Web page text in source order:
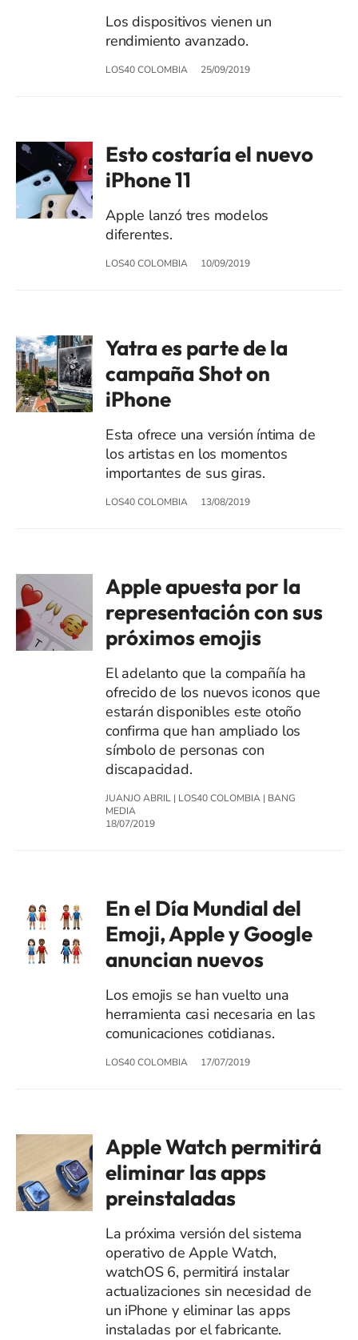
Los dispositivos vienen un
rendimiento avanzado.
LOS40 COLOMBIA 25/09/2019
Esto costaría el nuevo
iPhone 11
Apple lanzó tres modelos
diferentes.
LOS40 COLOMBIA 10/09/2019
Yatra es parte de la
campaña Shot on
iPhone
Esta ofrece una versión íntima de
los artistas en los momentos
importantes de sus giras.
LOS40 COLOMBIA 13/08/2019
Apple apuesta por la
representación con sus
próximos emojis
El adelanto que la compañía ha
ofrecido de los nuevos iconos que
estarán disponibles este otoño
confirma que han ampliado los
símbolo de personas con
discapacidad.
JUANJO ABRIL | LOS40 COLOMBIA | BANG
MEDIA
18/07/2019
En el Día Mundial del
Emoji, Apple y Google
anuncian nuevos
Los emojis se han vuelto una
herramienta casi necesaria en las
comunicaciones cotidianas.
LOS40 COLOMBIA 17/07/2019
Apple Watch permitirá
eliminar las apps
preinstaladas
La próxima versión del sistema
operativo de Apple Watch,
watchOS 6, permitirá instalar
actualizaciones sin necesidad de
un iPhone y eliminar las apps
instaladas por el fabricante.